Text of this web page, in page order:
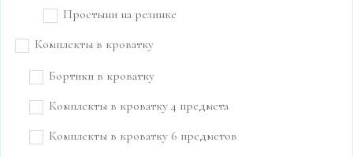
Простыни на резинке
Комплекты в кроватку
Бортики в кроватку
Комплекты в кроватку 4 предмета
Комплекты в кроватку 6 предметов